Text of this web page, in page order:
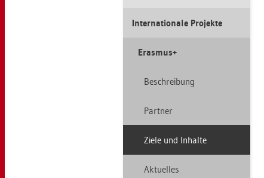
In­ter­na­tio­na­le Pro­jek­te
Eras­mus+
Be­schrei­bung
Part­ner
Ziele und In­hal­te
Ak­tu­el­les